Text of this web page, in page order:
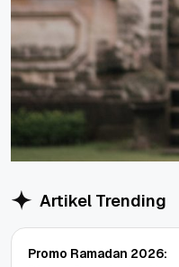
Artikel Trending
Promo Ramadan 2026: